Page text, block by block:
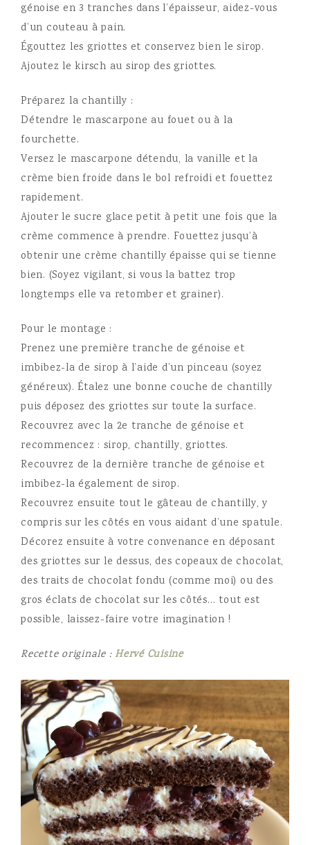
génoise en 3 tranches dans l’épaisseur, aidez-vous
d’un couteau à pain.
Égouttez les griottes et conservez bien le sirop.
Ajoutez le kirsch au sirop des griottes.
Préparez la chantilly :
Détendre le mascarpone au fouet ou à la
fourchette.
Versez le mascarpone détendu, la vanille et la
crème bien froide dans le bol refroidi et fouettez
rapidement.
Ajouter le sucre glace petit à petit une fois que la
crème commence à prendre. Fouettez jusqu’à
obtenir une crème chantilly épaisse qui se tienne
bien. (Soyez vigilant, si vous la battez trop
longtemps elle va retomber et grainer).
Pour le montage :
Prenez une première tranche de génoise et
imbibez-la de sirop à l’aide d’un pinceau (soyez
généreux). Étalez une bonne couche de chantilly
puis déposez des griottes sur toute la surface.
Recouvrez avec la 2e tranche de génoise et
recommencez : sirop, chantilly, griottes.
Recouvrez de la dernière tranche de génoise et
imbibez-la également de sirop.
Recouvrez ensuite tout le gâteau de chantilly, y
compris sur les côtés en vous aidant d’une spatule.
Décorez ensuite à votre convenance en déposant
des griottes sur le dessus, des copeaux de chocolat,
des traits de chocolat fondu (comme moi) ou des
gros éclats de chocolat sur les côtés… tout est
possible, laissez-faire votre imagination !
Recette originale :Hervé Cuisine